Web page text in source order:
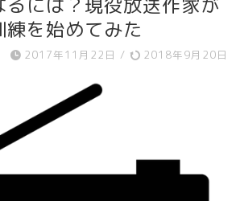
を始めてみた
2017年11月22日 / 2018年9月20日